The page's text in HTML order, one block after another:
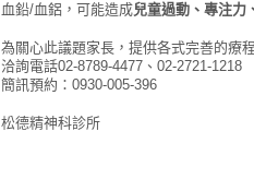
血鉛/血鋁，可能造成兒童過動、專注力
為關心此議題家長，提供各式完善的療
洽詢電話02-8789-4477、02-2721-1218
簡訊預約：0930-005-396
松德精神科診所